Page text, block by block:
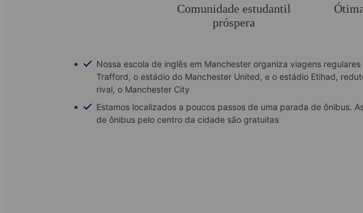
Comunidade estudantil
próspera
Nossa escola de inglês em Manchester organiza viagens regulares
Trafford, o estádio do Manchester United, e o estádio Etihad,
rival, o Manchester City
Estamos localizados a poucos passos de uma parada de ônibus.
de ônibus pelo centro da cidade são gratuitas